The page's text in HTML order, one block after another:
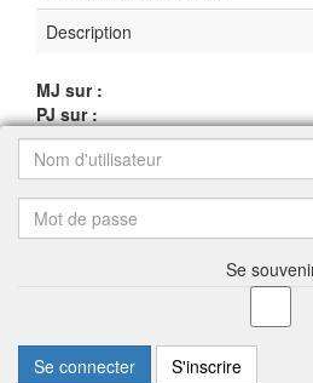
Description
MJ sur :
PJ sur :
Se
Se connecter S'inscrire